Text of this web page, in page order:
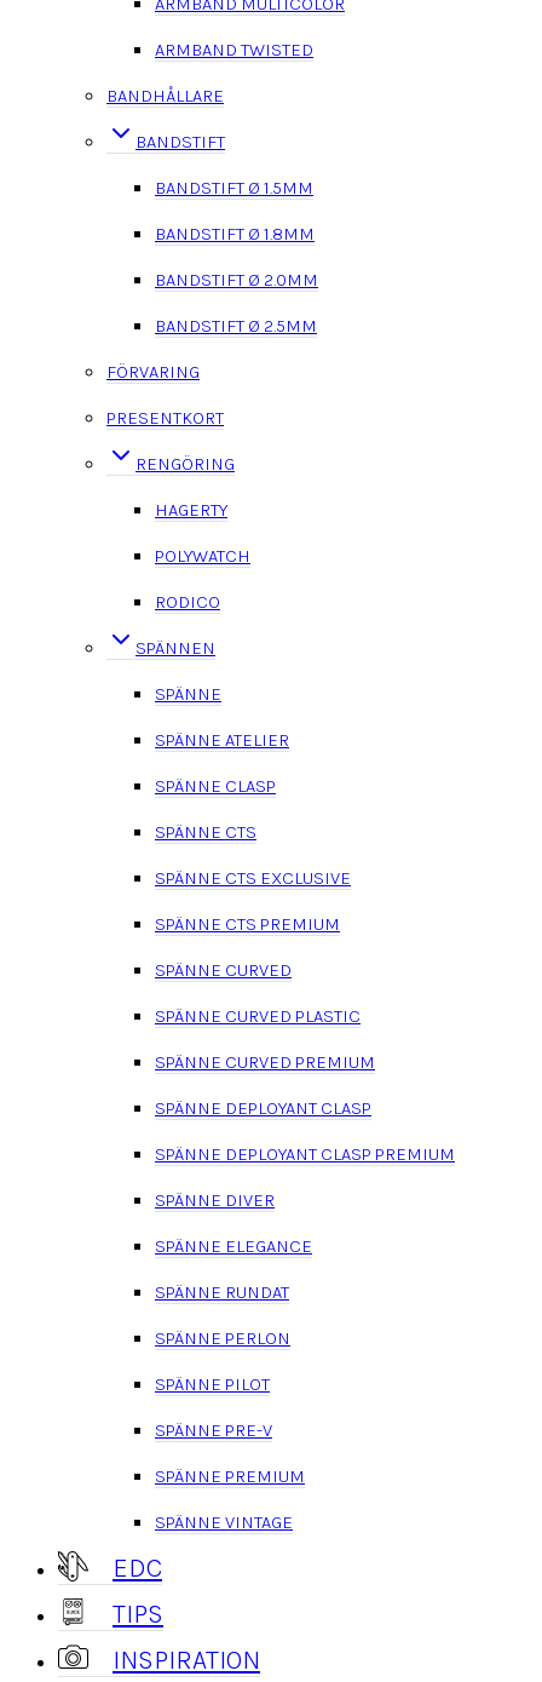
ARMBAND TWISTED
BANDHÅLLARE
BANDSTIFT
BANDSTIFT Ø 1.5MM
BANDSTIFT Ø 1.8MM
BANDSTIFT Ø 2.0MM
BANDSTIFT Ø 2.5MM
FÖRVARING
PRESENTKORT
RENGÖRING
HAGERTY
POLYWATCH
RODICO
SPÄNNEN
SPÄNNE
SPÄNNE ATELIER
SPÄNNE CLASP
SPÄNNE CTS
SPÄNNE CTS EXCLUSIVE
SPÄNNE CTS PREMIUM
SPÄNNE CURVED
SPÄNNE CURVED PLASTIC
SPÄNNE CURVED PREMIUM
SPÄNNE DEPLOYANT CLASP
SPÄNNE DEPLOYANT CLASP PREMIUM
SPÄNNE DIVER
SPÄNNE ELEGANCE
SPÄNNE RUNDAT
SPÄNNE PERLON
SPÄNNE PILOT
SPÄNNE PRE-V
SPÄNNE PREMIUM
SPÄNNE VINTAGE
EDC
TIPS
INSPIRATION